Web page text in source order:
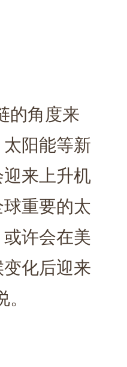
的角度来
阳能等新
来上升机
重要的太
许会在美
化后迎来